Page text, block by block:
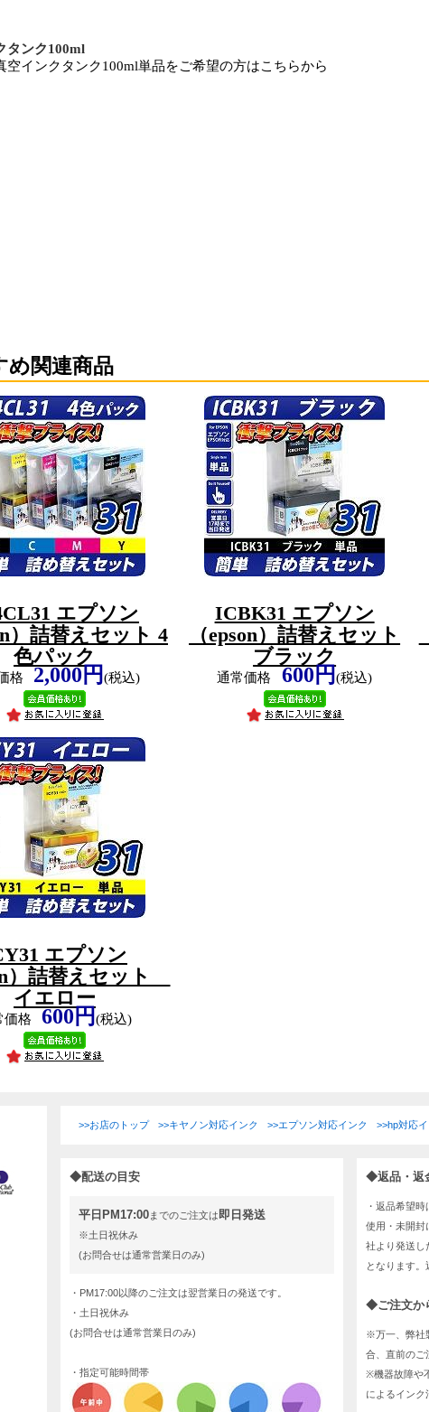
タンク100ml
空インクタンク100ml単品をご希望の方はこちらから
め関連商品
エプソン
）詰替えセット 4
色パック
格 2,000円(税込)
ICBK31 エプソン
（epson）詰替えセット
ブラック
通常価格 600円(税込)
エプソン
）詰替えセット
イエロー
価格 600円(税込)